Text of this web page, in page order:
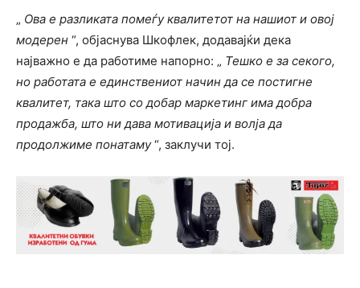
„ Ова е разликата помеѓу квалитетот на нашиот и овој
модерен “, објаснува Шкофлек, додавајќи дека
најважно е да работиме напорно: „ Тешко е за секого,
но работата е единствениот начин да се постигне
квалитет, така што со добар маркетинг има добра
продажба, што ни дава мотивација и волја да
продолжиме понатаму“, заклучи тој.